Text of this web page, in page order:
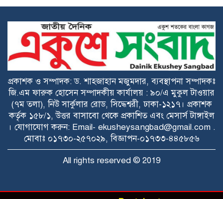
বাংলাদেশের তীব্র ক্ষোভ
জুলাইয়ের আন্দোলন ছিল ১৭ বছরের
স্বৈরাচারের অবসানের জন্য: শামা ওবায়েদ
দেশজুড়ে যথাযোগ্য মর্যাদায় পালিত হলো
‘জুলাই গণঅভ্যুত্থান দিবস-২০২৬’
জুলাই গণঅভ্যুত্থান গণতন্ত্র পুনঃপ্রতিষ্ঠার
সুযোগ সৃষ্টি করেছে: চিফ হুইপ নূরুল ইসলাম
‘স্বৈরাচারী শাসকরা ফিরে আসেনি, শেখ
প্রকাশক ও সম্পাদক: ড. শাহজাহান মজুমদার, ব্যবস্থাপনা সম্পাদকঃ
জি.এম ফারুক হোসেন সম্পাদকীয় কার্যালয় : ৯০/এ মুকুল টাওয়ার
(৭ম তলা), নিউ সার্কুলার রোড, সিদ্ধেশ্বরী, ঢাকা-১২১৭। প্রকাশক
কর্তৃক ১৫৮/১, উত্তর বাসাবো থেকে প্রকাশিত এবং মেসার্স টাঙ্গাইল
। যোগাযোগ করুন: Email- ekusheysangbad@gmail.com .
মোবাঃ ০১৭৩০-২৫৭০২৯, বিজ্ঞাপন-০১৭৩৩-৪৪৫৮৫৬
All rights reserved © 2019